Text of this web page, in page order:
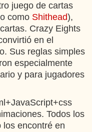
juego de cartas
como Shithead),
Crazy Eights
en el
Sus reglas simples
especialmente
y para jugadores
Todos los
los encontré en